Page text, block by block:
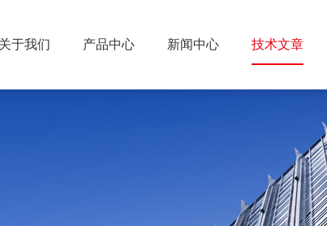
关于我们 产品中心 新闻中心 技术文章